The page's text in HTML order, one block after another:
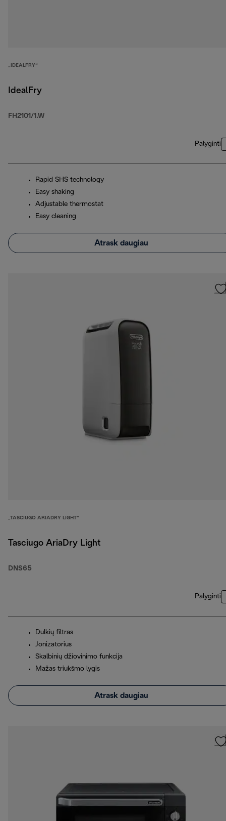
„IDEALFRY“
IdealFry
FH2101/1.W
Palyginti
Rapid SHS technology
Easy shaking
Adjustable thermostat
Easy cleaning
Atrask daugiau
„TASCIUGO ARIADRY LIGHT“
Tasciugo AriaDry Light
DNS65
Palyginti
Dulkių filtras
Jonizatorius
Skalbinių džiovinimo funkcija
Mažas triukšmo lygis
Atrask daugiau